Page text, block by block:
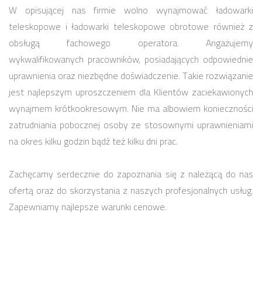
W opisującej nas firmie wolno wynajmować ładowarki
teleskopowe i ładowarki teleskopowe obrotowe również z
obsługą fachowego operatora. Angażujemy
wykwalifikowanych pracowników, posiadających odpowiednie
uprawnienia oraz niezbędne doświadczenie. Takie rozwiązanie
jest najlepszym uproszczeniem dla Klientów zaciekawionych
wynajmem krótkookresowym. Nie ma albowiem konieczności
zatrudniania pobocznej osoby ze stosownymi uprawnieniami
na okres kilku godzin bądź też kilku dni prac.
Zachęcamy serdecznie do zapoznania się z należącą do nas
ofertą oraz do skorzystania z naszych profesjonalnych usług.
Zapewniamy najlepsze warunki cenowe.